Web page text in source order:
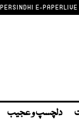
SINDHI E-PAPERLIVE
دلچسپ و عجیب